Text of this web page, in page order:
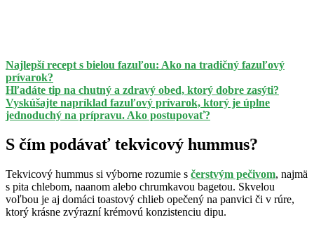
Najlepší recept s bielou fazuľou: Ako na tradičný fazuľový
prívarok?
Hľadáte tip na chutný a zdravý obed, ktorý dobre zasýti?
Vyskúšajte napríklad fazuľový prívarok, ktorý je úplne
jednoduchý na prípravu. Ako postupovať?
S čím podávať tekvicový hummus?
Tekvicový hummus si výborne rozumie s čerstvým pečivom, najmä
s pita chlebom, naanom alebo chrumkavou bagetou. Skvelou
voľbou je aj domáci toastový chlieb opečený na panvici či v rúre,
ktorý krásne zvýrazní krémovú konzistenciu dipu.